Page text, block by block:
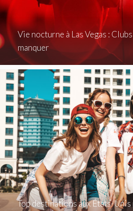
Vie nocturne à Las Vegas :
manquer
Top destinations aux États-